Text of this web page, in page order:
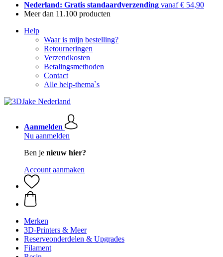
Nederland: Gratis standaardverzending vanaf € 54,90
Meer dan 11.100 producten
Help
Waar is mijn bestelling?
Retourneringen
Verzendkosten
Betalingsmethoden
Contact
Alle help-thema`s
Aanmelden
Nu aanmelden
Ben je nieuw hier?
Account aanmaken
Merken
3D-Printers & Meer
Reserveonderdelen & Upgrades
Filament